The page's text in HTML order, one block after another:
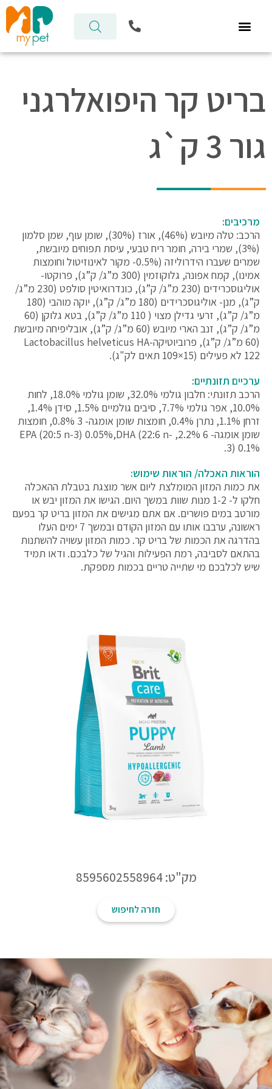
n
a
t
בריט קר היפואלרגני
גור 3 ק`ג
מרכיבים:
הרכב: טלה מיובש (46%), אורז (30%), שומן עוף, שמן סלמון
(3%), שמרי בירה, חומר ריח טבעי, עיסת תפוחים מיובשת,
שמרים שעברו הידרוליזה (0.5%- מקור לאינוזיטול וחומצות
אמינו), קמח אפונה, גלוקוזמין (300 מ”ג/ ק”ג), פרוקטו-
אוליגוסכרידים (230 מ”ג/ ק”ג), כונדרואיטין סולפט (230 מ”ג/
ק”ג), מנן- אוליגוסכרידים (180 מ”ג/ ק”ג), יוקה מוהבי (180
מ”ג/ ק”ג), זרעי גדילן מצוי ( 110 מ”ג/ ק”ג), בטא גלוקן (60
מ”ג/ ק”ג), זנב הארי מיובש (60 מ”ג/ ק”ג), אובליפיחה מיובשת
(60 מ”ג/ ק”ג), פרוביוטיקהLactobacillus helveticus HA-
122 לא פעילים (15×109 תאים לק"ג).
ערכיים תזונתיים:
הרכב תזונתי: חלבון גולמי 32.0%, שומן גולמי 18.0%, לחות
10.0%, אפר גולמי 7.7%, סיבים גולמיים 1.5%, סידן 1.4%,
זרחן 1.1%, נתרן 0.4%, חומצות שומן אומגה- 3 0.8%, חומצות
שומן אומגה- 6 2.2%, EPA (20:5 n-3) 0.05%,DHA (22:6 n-
3) 0.1%.
הוראות האכלה/ הוראות שימוש:
את כמות המזון המומלצת ליום אשר מוצגת בטבלת ההאכלה
חלקו ל- 1-2 מנות שוות במשך היום. הגישו את המזון יבש או
מורטב במים פושרים. אם אתם מגישים את המזון בריט קר בפעם
ראשונה, ערבבו אותו עם המזון הקודם ובמשך 7 ימים העלו
בהדרגה את הכמות של בריט קר. כמות המזון עשויה להשתנות
בהתאם לסביבה, רמת הפעילות והגיל של כלבכם. ודאו תמיד
שיש לכלבכם מי שתייה טריים בכמות מספקת.
מק"ט: 8595602558964
חזרה לחיפוש